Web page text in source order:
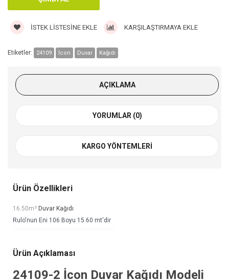
İSTEK LISTESINE EKLE KARŞILAŞTIRMAYA EKLE
Etiketler: 24109 İcon Duvar Kağıdı
AÇIKLAMA
YORUMLAR (0)
KARGO YÖNTEMLERI
Ürün Özellikleri
16.50m² Duvar Kağıdı
Rulo'nun Eni 106 Boyu 15.60 mt'dir
Ürün Açıklaması
24109-2 İcon Duvar Kağıdı Modeli